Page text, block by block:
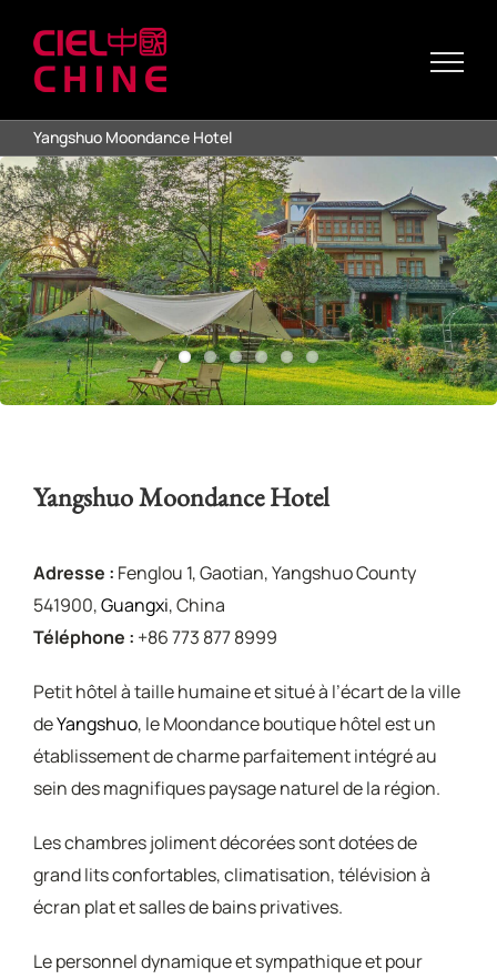
contenu
Yangshuo Moondance Hotel
Yangshuo Moondance Hotel
Adresse : Fenglou 1, Gaotian, Yangshuo County
541900,Guangxi, China
Téléphone : +86 773 877 8999
Petit hôtel à taille humaine et situé à l’écart de la ville
deYangshuo, le Moondance boutique hôtel est un
établissement de charme parfaitement intégré au
sein des magnifiques paysage naturel de la région.
Les chambres joliment décorées sont dotées de
grand lits confortables, climatisation, télévision à
écran plat et salles de bains privatives.
Le personnel dynamique et sympathique et pour